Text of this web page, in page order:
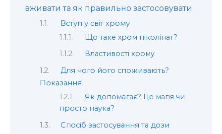
вживати та як правильно застосовувати
Вступ у світ хрому
Що таке хром піколінат?
Властивості хрому
Для чого його споживають?
Показання
Як допомагає? Це магія чи
просто наука?
Спосіб застосування та дози